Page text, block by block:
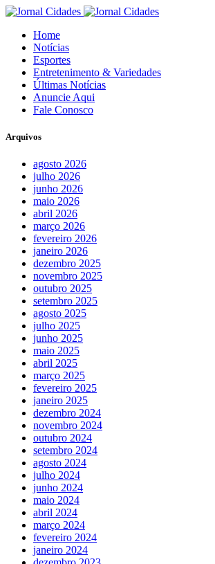
Home
Notícias
Esportes
Entretenimento & Variedades
Últimas Notícias
Anuncie Aqui
Fale Conosco
Arquivos
agosto 2026
julho 2026
junho 2026
maio 2026
abril 2026
março 2026
fevereiro 2026
janeiro 2026
dezembro 2025
novembro 2025
outubro 2025
setembro 2025
agosto 2025
julho 2025
junho 2025
maio 2025
abril 2025
março 2025
fevereiro 2025
janeiro 2025
dezembro 2024
novembro 2024
outubro 2024
setembro 2024
agosto 2024
julho 2024
junho 2024
maio 2024
abril 2024
março 2024
fevereiro 2024
janeiro 2024